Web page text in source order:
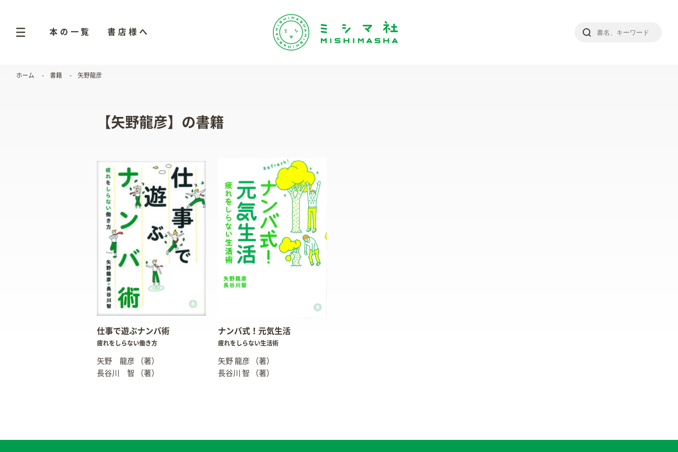
本の一覧 書店様へ
ホーム 書籍 矢野龍彦
【矢野龍彦】の書籍
仕事で遊ぶナンバ術
疲れをしらない働き方
矢野 龍彦
（著）
長谷川 智
（著）
ナンバ式！元気生活
疲れをしらない生活術
矢野 龍彦
（著）
長谷川 智
（著）